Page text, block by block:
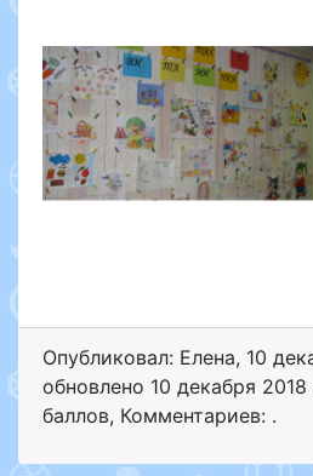
Опубликовал: Елена, 10
обновлено 10 декабря
баллов, Комментариев: .